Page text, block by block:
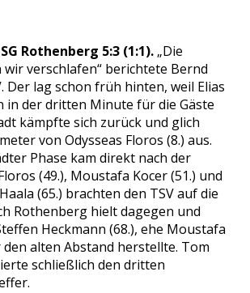
Rothenberg 5:3 (1:1). „Die
verschlafen“ berichtete Bernd
Der lag schon früh hinten, weil Elias
in der dritten Minute für die Gäste
kämpfte sich zurück und glich
von Odysseas Floros (8.) aus.
Phase kam direkt nach der
(49.), Moustafa Kocer (51.) und
(65.) brachten den TSV auf die
Rothenberg hielt dagegen und
Heckmann (68.), ehe Moustafa
den alten Abstand herstellte. Tom
schließlich den dritten